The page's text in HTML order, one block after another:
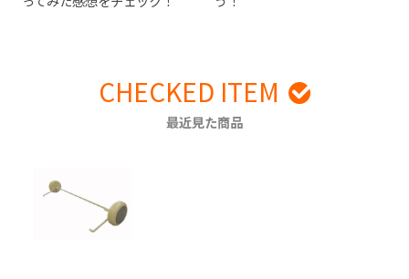
CHECKED ITEM
最近見た商品